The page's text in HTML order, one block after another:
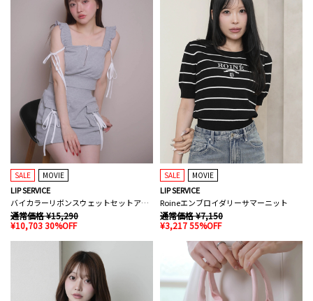
SALE MOVIE
LIP SERVICE
バイカラーリボンスウェットセットアップ
通常価格 ¥15,290
¥10,703 30%OFF
SALE MOVIE
LIP SERVICE
Roineエンブロイダリーサマーニット
通常価格 ¥7,150
¥3,217 55%OFF